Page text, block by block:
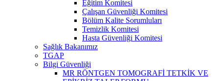
Eğitim Komitesi
Çalışan Güvenliği Komitesi
Bölüm Kalite Sorumluları
Temizlik Komitesi
Hasta Güvenliği Komitesi
Sağlık Bakanımız
TGAP
Bilgi Güvenliği
MR RÖNTGEN TOMOGRAFİ TETKİK VE